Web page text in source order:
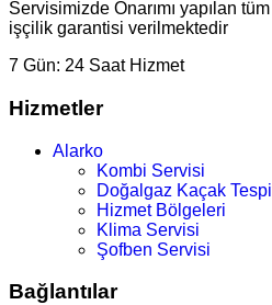
Servisimizde Onarımı yapılan
işçilik garantisi verilmektedir
7 Gün: 24 Saat Hizmet
Hizmetler
Alarko
Kombi Servisi
Doğalgaz Kaçak
Hizmet Bölgeleri
Klima Servisi
Şofben Servisi
Bağlantılar